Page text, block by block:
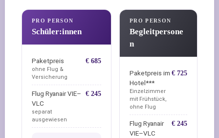
PRO PERSON
Schüler:innen
Paketpreis
ohne Flug &
Versicherung
€ 685
Flug Ryanair VIE–
VLC
separat
ausgewiesen
€ 245
PRO PERSON
Begleitpersone
n
Paketpreis im
Hotel***
Einzelzimmer
mit Frühstück,
ohne Flug
€ 725
Flug Ryanair
VIE–VLC
€ 245